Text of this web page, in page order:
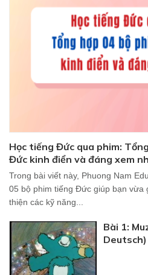
Học tiếng Đức qua phim:
Đức kinh điển và đáng xem
Trong bài viết này, Phuong Nam
05 bộ phim tiếng Đức giúp bạn vừa
thiện các kỹ năng...
Bài 1:
Deutsch)